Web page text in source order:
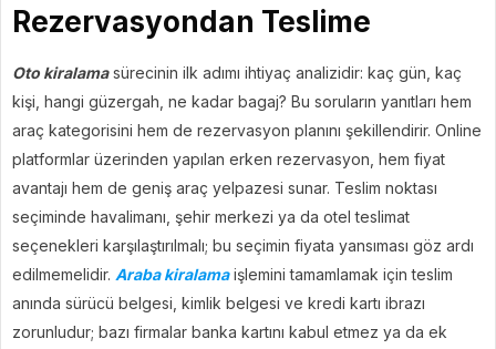
Rezervasyondan Teslime
Oto kiralamasürecinin ilk adımı ihtiyaç analizidir: kaç gün, kaç
kişi, hangi güzergah, ne kadar bagaj? Bu soruların yanıtları hem
araç kategorisini hem de rezervasyon planını şekillendirir. Online
platformlar üzerinden yapılan erken rezervasyon, hem fiyat
avantajı hem de geniş araç yelpazesi sunar. Teslim noktası
seçiminde havalimanı, şehir merkezi ya da otel teslimat
seçenekleri karşılaştırılmalı; bu seçimin fiyata yansıması göz ardı
edilmemelidir. Araba kiralamaişlemini tamamlamak için teslim
anında sürücü belgesi, kimlik belgesi ve kredi kartı ibrazı
zorunludur; bazı firmalar banka kartını kabul etmez ya da ek